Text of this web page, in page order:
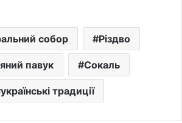
собор Різдво
павук Сокаль
українські традиції